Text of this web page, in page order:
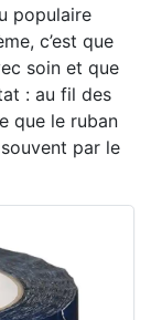
populaire
c’est que
soin et que
: au fil des
que le ruban
par le